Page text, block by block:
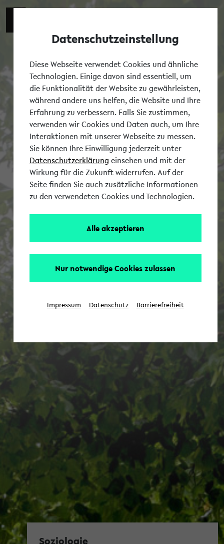
Soziologie
Datenschutzeinstellung
Diese Webseite verwendet Cookies und ähnliche
Technologien. Einige davon sind essentiell, um
die Funktionalität der Website zu gewährleisten,
während andere uns helfen, die Website und Ihre
Erfahrung zu verbessern. Falls Sie zustimmen,
verwenden wir Cookies und Daten auch, um Ihre
Interaktionen mit unserer Webseite zu messen.
Sie können Ihre Einwilligung jederzeit unter
Datenschutzerklärung einsehen und mit der
Wirkung für die Zukunft widerrufen. Auf der
Seite finden Sie auch zusätzliche Informationen
zu den verwendeten Cookies und Technologien.
Alle akzeptieren
Nur notwendige Cookies zulassen
Impressum Datenschutz Barrierefreiheit